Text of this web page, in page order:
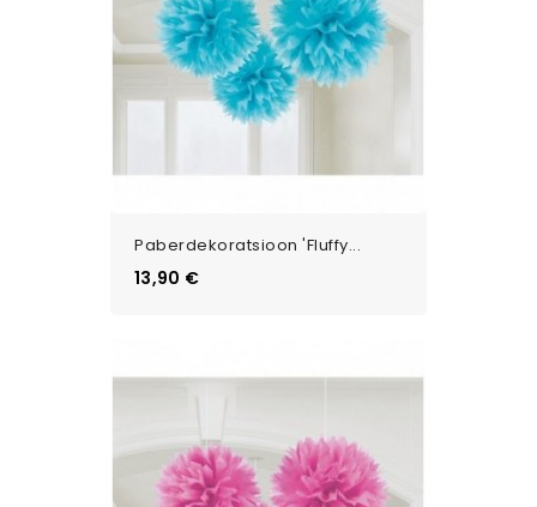
Paberdekoratsioon 'Fluffy...
Цена
13,90 €